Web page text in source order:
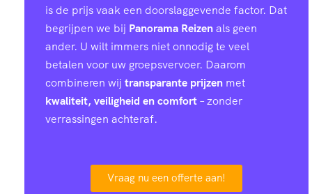
is de prijs vaak een doorslaggevende factor. Dat
begrijpen we bij Panorama Reizenals geen
ander. U wilt immers niet onnodig te veel
betalen voor uw groepsvervoer. Daarom
combineren wij transparante prijzen met
kwaliteit, veiligheid en comfort– zonder
verrassingen achteraf.
Vraag nu een offerte aan!